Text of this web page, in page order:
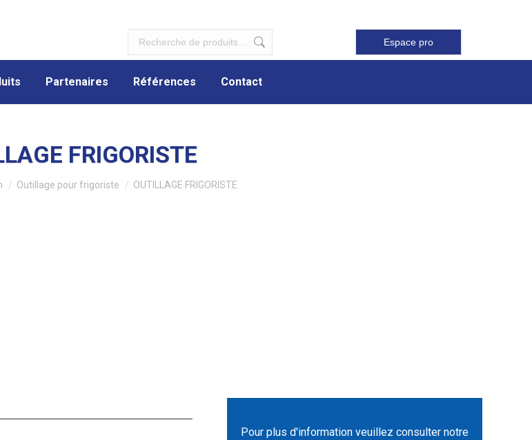
Espace pro
Partenaires Références Contact
FRIGORISTE
Outillage pour frigoriste OUTILLAGE FRIGORISTE
Pour plus d'information veuillez consulter notre